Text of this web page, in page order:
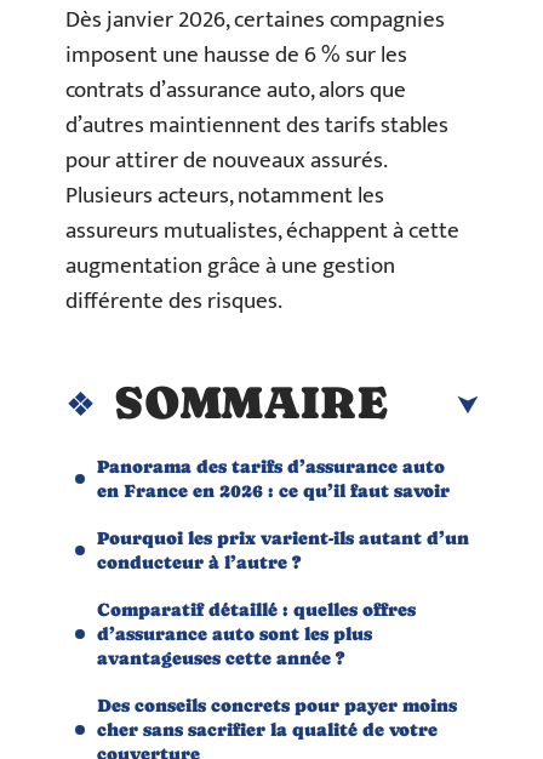
Dès janvier 2026, certaines compagnies
imposent une hausse de 6 % sur les
contrats d’assurance auto, alors que
d’autres maintiennent des tarifs stables
pour attirer de nouveaux assurés.
Plusieurs acteurs, notamment les
assureurs mutualistes, échappent à cette
augmentation grâce à une gestion
différente des risques.
SOMMAIRE
Panorama des tarifs d’assurance auto
en France en 2026 : ce qu’il faut savoir
Pourquoi les prix varient-ils autant d’un
conducteur à l’autre ?
Comparatif détaillé : quelles offres
d’assurance auto sont les plus
avantageuses cette année ?
Des conseils concrets pour payer moins
cher sans sacrifier la qualité de votre
couverture